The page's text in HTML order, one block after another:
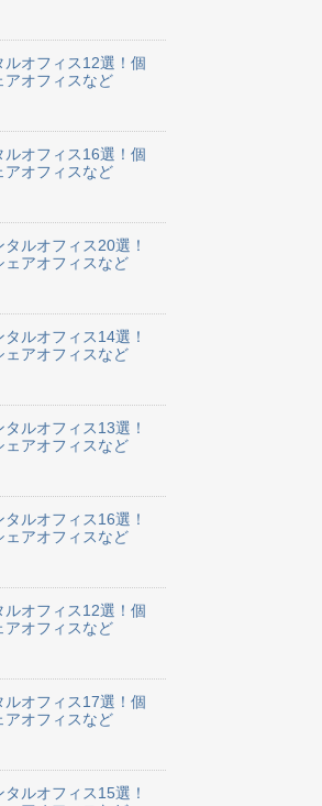
ルオフィス12選！個
アオフィスなど
ルオフィス16選！個
アオフィスなど
ルオフィス20選！
ェアオフィスなど
ルオフィス14選！
ェアオフィスなど
ルオフィス13選！
ェアオフィスなど
ルオフィス16選！
ェアオフィスなど
ルオフィス12選！個
アオフィスなど
ルオフィス17選！個
アオフィスなど
ルオフィス15選！